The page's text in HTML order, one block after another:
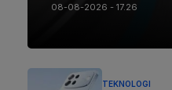
08-08-2026 - 17.26
TEKNOLOGI